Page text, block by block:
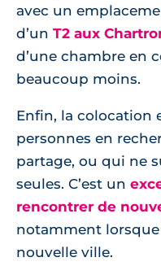
avec un
d’un T2 aux
d’une chambre en
beaucoup moins.
Enfin, la colocation
personnes en
partage, ou qui ne
seules. C’est un
rencontrer de
notamment lorsque
nouvelle ville.